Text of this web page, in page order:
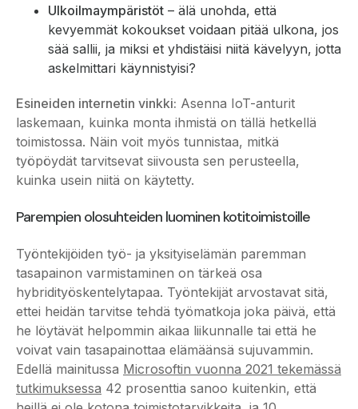
Ulkoilmaympäristöt – älä unohda, että
kevyemmät kokoukset voidaan pitää ulkona, jos
sää sallii, ja miksi et yhdistäisi niitä kävelyyn, jotta
askelmittari käynnistyisi?
Esineiden internetin vinkki: Asenna IoT-anturit
laskemaan, kuinka monta ihmistä on tällä hetkellä
toimistossa. Näin voit myös tunnistaa, mitkä
työpöydät tarvitsevat siivousta sen perusteella,
kuinka usein niitä on käytetty.
Parempien olosuhteiden luominen kotitoimistoille
Työntekijöiden työ- ja yksityiselämän paremman
tasapainon varmistaminen on tärkeä osa
hybridityöskentelytapaa. Työntekijät arvostavat sitä,
ettei heidän tarvitse tehdä työmatkoja joka päivä, että
he löytävät helpommin aikaa liikunnalle tai että he
voivat vain tasapainottaa elämäänsä sujuvammin.
Edellä mainitussa Microsoftin vuonna 2021 tekemässä
tutkimuksessa 42 prosenttia sanoo kuitenkin, että